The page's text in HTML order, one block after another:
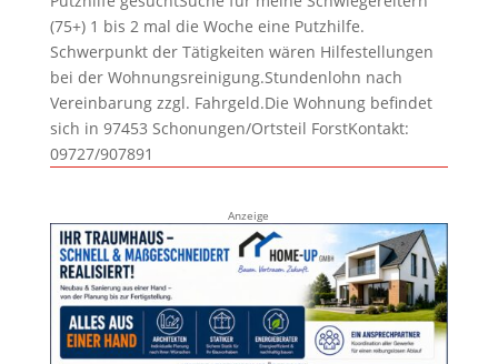
(75+) 1 bis 2 mal die Woche eine Putzhilfe.
Schwerpunkt der Tätigkeiten wären Hilfestellungen
bei der Wohnungsreinigung.Stundenlohn nach
Vereinbarung zzgl. Fahrgeld.Die Wohnung befindet
sich in 97453 Schonungen/Ortsteil ForstKontakt:
09727/907891
Anzeige